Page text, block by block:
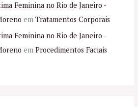
Feminina no Rio de Janeiro -
em Tratamentos Corporais
Feminina no Rio de Janeiro -
em Procedimentos Faciais